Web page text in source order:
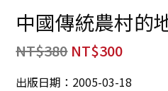
中國傳統農村的
NT$380 NT$300
出版日期：2005-03-18